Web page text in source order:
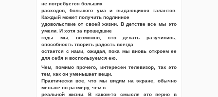
не потребуется больших
расходов, большого ума и выдающихся талантов.
Каждый может получить подлинное
удовольствие от своей жизни. В детстве все мы это
умели. И хотя за прошедшие
годы мы, возможно, это делать разучились,
способность творить радость всегда
остается с нами, ожидая, пока мы вновь откроем ее
для себя и воспользуемся ею.
Чем, помимо прочего, интересен телевизор, так это
тем, как он уменьшает вещи.
Практически все, что мы видим на экране, обычно
меньше по размеру, чем в
реальной жизни. В каком-то смысле это верно в